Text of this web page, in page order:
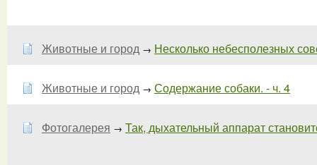
Животные и город → Несколько небесполезных
Животные и город → Содержание собаки. - ч. 4
Фотогалерея → Так, дыхательный аппарат